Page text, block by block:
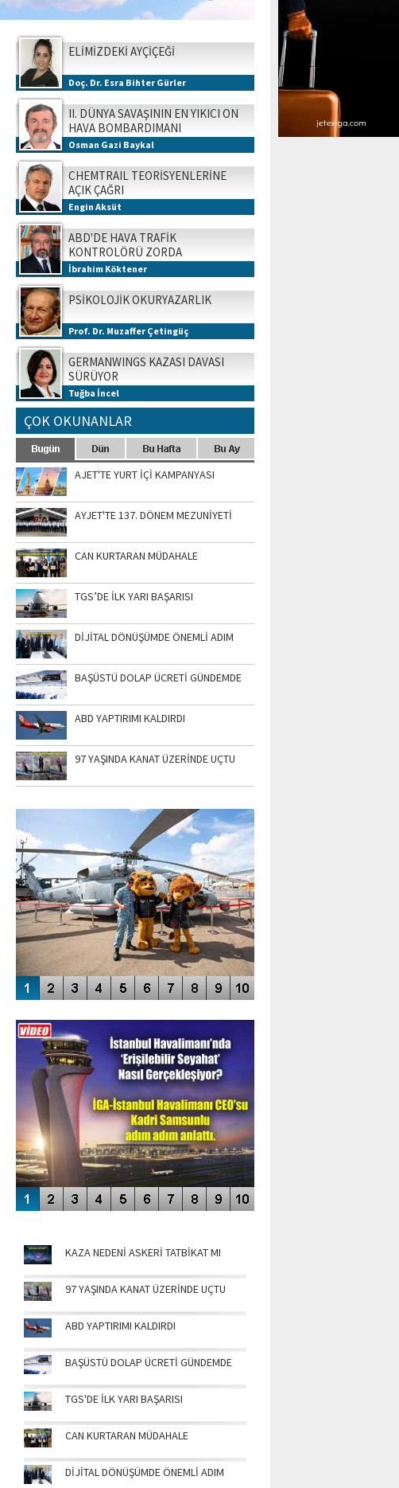
ELİMİZDEKİ AYÇİÇEĞİ
Doç. Dr. Esra Bihter Gürler
II. DÜNYA SAVAŞININ EN YIKICI ON
HAVA BOMBARDIMANI
Osman Gazi Baykal
CHEMTRAIL TEORİSYENLERİNE
AÇIK ÇAĞRI
Engin Aksüt
ABD'DE HAVA TRAFİK
KONTROLÖRÜ ZORDA
İbrahim Köktener
PSİKOLOJİK OKURYAZARLIK
Prof. Dr. Muzaffer Çetingüç
GERMANWINGS KAZASI DAVASI
SÜRÜYOR
Tuğba İncel
ÇOK OKUNANLAR
AJET'TE YURT İÇİ KAMPANYASI
AYJET'TE 137. DÖNEM MEZUNİYETİ
CAN KURTARAN MÜDAHALE
TGS’DE İLK YARI BAŞARISI
DİJİTAL DÖNÜŞÜMDE ÖNEMLİ ADIM
BAŞÜSTÜ DOLAP ÜCRETİ GÜNDEMDE
ABD YAPTIRIMI KALDIRDI
97 YAŞINDA KANAT ÜZERİNDE UÇTU
SİNGAPUR AIRSHOW-2020
ENGELLERİN AŞILDIĞI HAVALİMANI
KAZA NEDENİ ASKERİ TATBİKAT MI
97 YAŞINDA KANAT ÜZERİNDE UÇTU
ABD YAPTIRIMI KALDIRDI
BAŞÜSTÜ DOLAP ÜCRETİ GÜNDEMDE
TGS'DE İLK YARI BAŞARISI
CAN KURTARAN MÜDAHALE
DİJİTAL DÖNÜŞÜMDE ÖNEMLİ ADIM